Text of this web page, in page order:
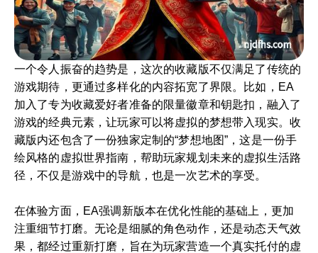
一个令人振奋的趋势是，这次的收藏版不仅满足了传统的
游戏期待，更通过多样化的内容拓宽了界限。比如，EA
加入了专为收藏爱好者准备的限量徽章和钥匙扣，融入了
游戏的经典元素，让玩家可以将虚拟的梦想带入现实。收
藏版内还包含了一份独家定制的“梦想地图”，这是一份手
绘风格的虚拟世界指南，帮助玩家规划未来的虚拟生活路
径，不仅是游戏中的导航，也是一次艺术的享受。
在体验方面，EA强调新版本在优化性能的基础上，更加
注重细节打磨。无论是细腻的角色动作，还是动态天气效
果，都经过重新打磨，旨在为玩家营造一个真实托付的虚